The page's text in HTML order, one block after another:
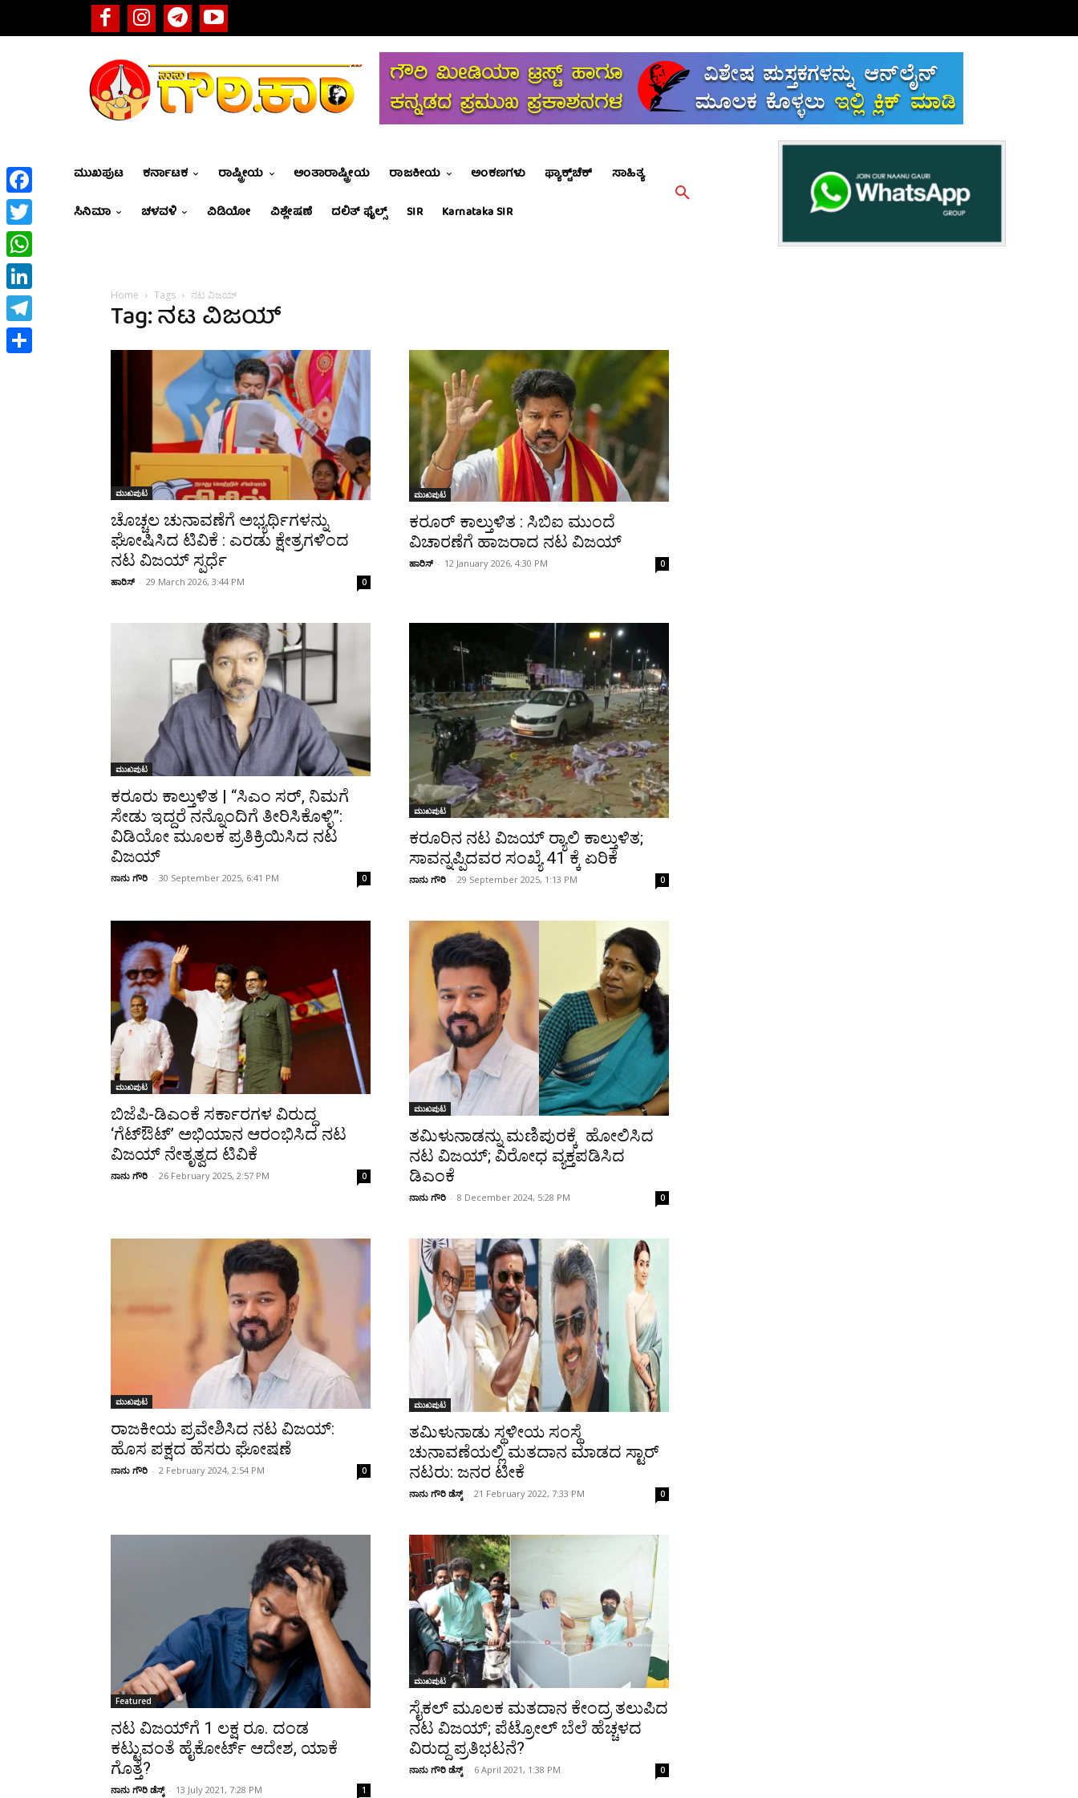
ಮುಖಪುಟ ಕರ್ನಾಟಕ ರಾಷ್ಟ್ರೀಯ ಅಂತಾರಾಷ್ಟ್ರೀಯ ರಾಜಕೀಯ ಅಂಕಣಗಳು ಫ್ಯಾಕ್ಟ್‌ಚೆಕ್
ಸಾಹಿತ್ಯ
ಸಿನಿಮಾ
ಚಳವಳಿ ವಿಡಿಯೋ ವಿಶ್ಲೇಷಣೆ ದಲಿತ್ ಫೈಲ್ಸ್ SIR Karnataka SIR
Home Tags ನಟ ವಿಜಯ್
Tag: ನಟ ವಿಜಯ್
ಮುಖಪುಟ
ಚೊಚ್ಚಲ ಚುನಾವಣೆಗೆ ಅಭ್ಯರ್ಥಿಗಳನ್ನು
ಘೋಷಿಸಿದ ಟಿವಿಕೆ : ಎರಡು ಕ್ಷೇತ್ರಗಳಿಂದ
ನಟ ವಿಜಯ್ ಸ್ಪರ್ಧೆ
ಹಾರಿಸ್ - 29 March 2026, 3:44 PM 0
ಮುಖಪುಟ
ಕರೂರ್ ಕಾಲ್ತುಳಿತ : ಸಿಬಿಐ ಮುಂದೆ
ವಿಚಾರಣೆಗೆ ಹಾಜರಾದ ನಟ ವಿಜಯ್
ಹಾರಿಸ್ - 12 January 2026, 4:30 PM 0
ಮುಖಪುಟ
ಕರೂರು ಕಾಲ್ತುಳಿತ | “ಸಿಎಂ ಸರ್, ನಿಮಗೆ
ಸೇಡು ಇದ್ದರೆ ನನ್ನೊಂದಿಗೆ ತೀರಿಸಿಕೊಳ್ಳಿ”:
ವಿಡಿಯೋ ಮೂಲಕ ಪ್ರತಿಕ್ರಿಯಿಸಿದ ನಟ
ವಿಜಯ್
ನಾನು ಗೌರಿ - 30 September 2025, 6:41 PM 0
ಮುಖಪುಟ
ಕರೂರಿನ ನಟ ವಿಜಯ್ ರ‍್ಯಾಲಿ ಕಾಲ್ತುಳಿತ;
ಸಾವನ್ನಪ್ಪಿದವರ ಸಂಖ್ಯೆ 41 ಕ್ಕೆ ಏರಿಕೆ
ನಾನು ಗೌರಿ - 29 September 2025, 1:13 PM 0
ಮುಖಪುಟ
ಬಿಜೆಪಿ-ಡಿಎಂಕೆ ಸರ್ಕಾರಗಳ ವಿರುದ್ಧ
‘ಗೆಟ್‌ಔಟ್‌’ ಅಭಿಯಾನ ಆರಂಭಿಸಿದ ನಟ
ವಿಜಯ್ ನೇತೃತ್ವದ ಟಿವಿಕೆ
ನಾನು ಗೌರಿ - 26 February 2025, 2:57 PM 0
ಮುಖಪುಟ
ತಮಿಳುನಾಡನ್ನು ಮಣಿಪುರಕ್ಕೆ ಹೋಲಿಸಿದ
ನಟ ವಿಜಯ್; ವಿರೋಧ ವ್ಯಕ್ತಪಡಿಸಿದ
ಡಿಎಂಕೆ
ನಾನು ಗೌರಿ - 8 December 2024, 5:28 PM 0
ಮುಖಪುಟ
ರಾಜಕೀಯ ಪ್ರವೇಶಿಸಿದ ನಟ ವಿಜಯ್:
ಹೊಸ ಪಕ್ಷದ ಹೆಸರು ಘೋಷಣೆ
ನಾನು ಗೌರಿ - 2 February 2024, 2:54 PM 0
ಮುಖಪುಟ
ತಮಿಳುನಾಡು ಸ್ಥಳೀಯ ಸಂಸ್ಥೆ
ಚುನಾವಣೆಯಲ್ಲಿ ಮತದಾನ ಮಾಡದ ಸ್ಟಾರ್‌
ನಟರು: ಜನರ ಟೀಕೆ
ನಾನು ಗೌರಿ ಡೆಸ್ಕ್ - 21 February 2022, 7:33 PM 0
Featured
ನಟ ವಿಜಯ್‌ಗೆ 1 ಲಕ್ಷ ರೂ. ದಂಡ
ಕಟ್ಟುವಂತೆ ಹೈಕೋರ್ಟ್‌ ಆದೇಶ, ಯಾಕೆ
ಗೊತ್ತೆ?
ನಾನು ಗೌರಿ ಡೆಸ್ಕ್ - 13 July 2021, 7:28 PM 1
ಮುಖಪುಟ
ಸೈಕಲ್‌ ಮೂಲಕ ಮತದಾನ ಕೇಂದ್ರ ತಲುಪಿದ
ನಟ ವಿಜಯ್; ಪೆಟ್ರೋಲ್ ಬೆಲೆ ಹೆಚ್ಚಳದ
ವಿರುದ್ದ ಪ್ರತಿಭಟನೆ?
ನಾನು ಗೌರಿ ಡೆಸ್ಕ್ - 6 April 2021, 1:38 PM 0
Facebook
Twitter
WhatsApp
LinkedIn
Telegram